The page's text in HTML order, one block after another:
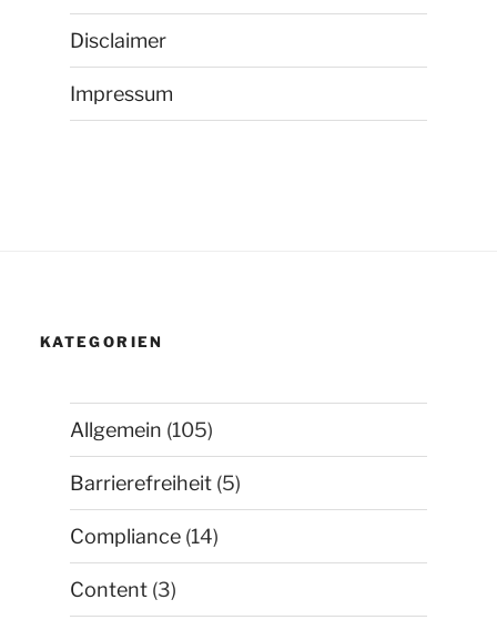
Disclaimer
Impressum
KATEGORIEN
Allgemein (105)
Barrierefreiheit (5)
Compliance (14)
Content (3)